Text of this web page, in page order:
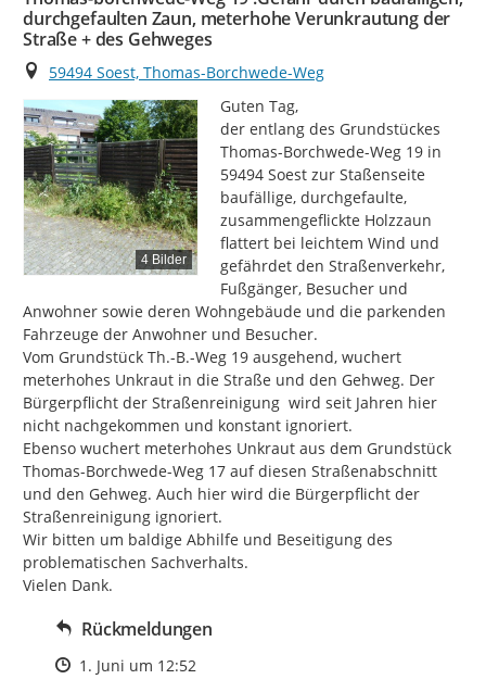
durchgefaulten Zaun, meterhohe Verunkrautung der
Straße + des Gehweges
Ort
59494 Soest, Thomas-Borchwede-Weg
4 Bilder
Guten Tag,
der entlang des Grundstückes
Thomas-Borchwede-Weg 19 in
59494 Soest zur Staßenseite
baufällige, durchgefaulte,
zusammengeflickte Holzzaun
flattert bei leichtem Wind und
gefährdet den Straßenverkehr,
Fußgänger, Besucher und
Anwohner sowie deren Wohngebäude und die parkenden
Fahrzeuge der Anwohner und Besucher.
Vom Grundstück Th.-B.-Weg 19 ausgehend, wuchert
meterhohes Unkraut in die Straße und den Gehweg. Der
Bürgerpflicht der Straßenreinigung  wird seit Jahren hier
nicht nachgekommen und konstant ignoriert.
Ebenso wuchert meterhohes Unkraut aus dem Grundstück
Thomas-Borchwede-Weg 17 auf diesen Straßenabschnitt
und den Gehweg. Auch hier wird die Bürgerpflicht der
Straßenreinigung ignoriert.
Wir bitten um baldige Abhilfe und Beseitigung des
problematischen Sachverhalts.
Vielen Dank.
Rückmeldungen
Zeitpunkt des Erstellens
1. Juni um 12:52